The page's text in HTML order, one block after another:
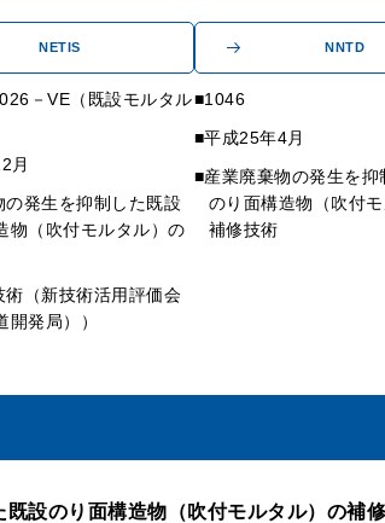
NETIS
－VE（既設モルタル
月
の発生を抑制した既設
物（吹付モルタル）の
術（新技術活用評価会
開発局））
NNTD
1046
平成25年4月
産業廃棄物の発生を抑
のり面構造物（吹付
補修技術
既設のり面構造物（吹付モルタル）の補